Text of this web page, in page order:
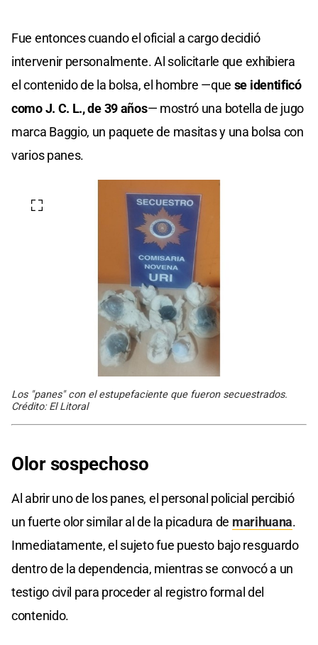
Fue entonces cuando el oficial a cargo decidió
intervenir personalmente. Al solicitarle que exhibiera
el contenido de la bolsa, el hombre —que se identificó
como J. C. L., de 39 años— mostró una botella de jugo
marca Baggio, un paquete de masitas y una bolsa con
varios panes.
Los "panes" con el estupefaciente que fueron secuestrados.
Crédito: El Litoral
Olor sospechoso
Al abrir uno de los panes, el personal policial percibió
un fuerte olor similar al de la picadura de marihuana.
Inmediatamente, el sujeto fue puesto bajo resguardo
dentro de la dependencia, mientras se convocó a un
testigo civil para proceder al registro formal del
contenido.